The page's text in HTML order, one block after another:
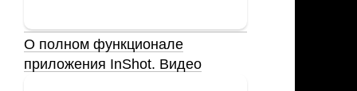
О полном функционале
приложения InShot. Видео